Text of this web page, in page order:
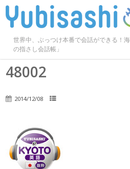
世界中、ぶっつけ本番で会話ができる！
の指さし会話帳」
48002
2014/12/08